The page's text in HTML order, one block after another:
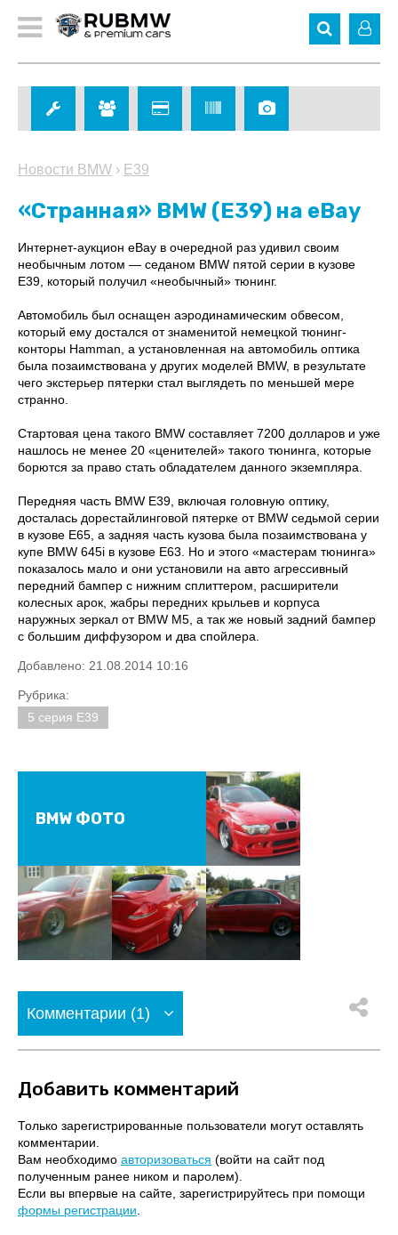
Новости BMW › E39
«Странная» BMW (E39) на eBay
Интернет-аукцион eBay в очередной раз удивил своим
необычным лотом — седаном BMW пятой серии в кузове
E39, который получил «необычный» тюнинг.
Автомобиль был оснащен аэродинамическим обвесом,
который ему достался от знаменитой немецкой тюнинг-
конторы Hamman, а установленная на автомобиль оптика
была позаимствована у других моделей BMW, в результате
чего экстерьер пятерки стал выглядеть по меньшей мере
странно.
Стартовая цена такого BMW составляет 7200 долларов и уже
нашлось не менее 20 «ценителей» такого тюнинга, которые
борются за право стать обладателем данного экземпляра.
Передняя часть BMW E39, включая головную оптику,
досталась дорестайлинговой пятерке от BMW седьмой серии
в кузове Е65, а задняя часть кузова была позаимствована у
купе BMW 645i в кузове Е63. Но и этого «мастерам тюнинга»
показалось мало и они установили на авто агрессивный
передний бампер с нижним сплиттером, расширители
колесных арок, жабры передних крыльев и корпуса
наружных зеркал от BMW M5, а так же новый задний бампер
с большим диффузором и два спойлера.
Добавлено: 21.08.2014 10:16
Рубрика:
5 серия E39
BMW ФОТО
Комментарии (1)
Добавить комментарий
Только зарегистрированные пользователи могут оставлять
комментарии.
Вам необходимо авторизоваться (войти на сайт под
полученным ранее ником и паролем).
Если вы впервые на сайте, зарегистрируйтесь при помощи
формы регистрации